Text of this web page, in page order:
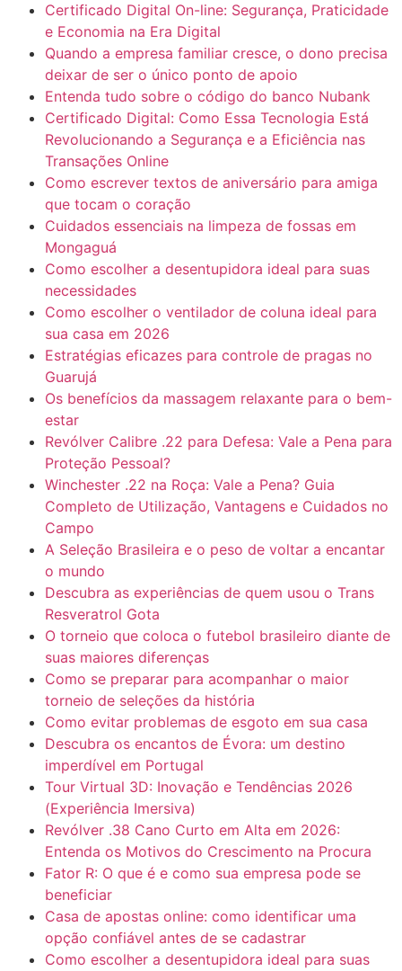
Certificado Digital On-line: Segurança, Praticidade
e Economia na Era Digital
Quando a empresa familiar cresce, o dono precisa
deixar de ser o único ponto de apoio
Entenda tudo sobre o código do banco Nubank
Certificado Digital: Como Essa Tecnologia Está
Revolucionando a Segurança e a Eficiência nas
Transações Online
Como escrever textos de aniversário para amiga
que tocam o coração
Cuidados essenciais na limpeza de fossas em
Mongaguá
Como escolher a desentupidora ideal para suas
necessidades
Como escolher o ventilador de coluna ideal para
sua casa em 2026
Estratégias eficazes para controle de pragas no
Guarujá
Os benefícios da massagem relaxante para o bem-
estar
Revólver Calibre .22 para Defesa: Vale a Pena para
Proteção Pessoal?
Winchester .22 na Roça: Vale a Pena? Guia
Completo de Utilização, Vantagens e Cuidados no
Campo
A Seleção Brasileira e o peso de voltar a encantar
o mundo
Descubra as experiências de quem usou o Trans
Resveratrol Gota
O torneio que coloca o futebol brasileiro diante de
suas maiores diferenças
Como se preparar para acompanhar o maior
torneio de seleções da história
Como evitar problemas de esgoto em sua casa
Descubra os encantos de Évora: um destino
imperdível em Portugal
Tour Virtual 3D: Inovação e Tendências 2026
(Experiência Imersiva)
Revólver .38 Cano Curto em Alta em 2026:
Entenda os Motivos do Crescimento na Procura
Fator R: O que é e como sua empresa pode se
beneficiar
Casa de apostas online: como identificar uma
opção confiável antes de se cadastrar
Como escolher a desentupidora ideal para suas